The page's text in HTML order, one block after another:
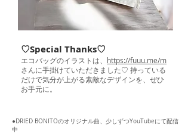
♡Special Thanks♡
エコバッグのイラストは、 https://fuuu.me/m
さんに手掛けていただきました♡ 持っている
だけで気分が上がる素敵なデザインを、ぜひ
お手元に。
●DRIED BONITOのオリジナル曲、少しずつYouTubeにて配信
中